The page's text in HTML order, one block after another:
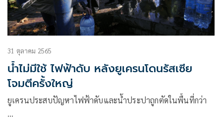
31 ตุลาคม 2565
น้ำไม่มีใช้ ไฟฟ้าดับ หลังยูเครนโดนรัสเซีย
โจมตีครั้งใหญ่
ยูเครนประสบปัญหาไฟฟ้าดับและน้ำประปาถูกตัดในพื้นที่กว่า
…